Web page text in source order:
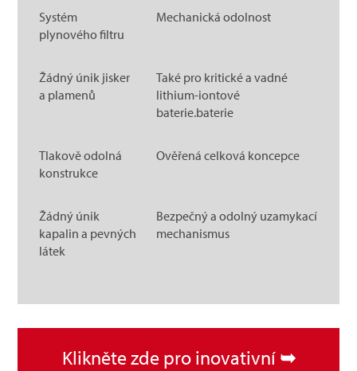
Systém
plynového filtru
Mechanická odolnost
Žádný únik jisker
a plamenů
Také pro kritické a vadné
lithium-iontové
baterie.baterie
Tlakově odolná
konstrukce
Ověřená celková koncepce
Žádný únik
kapalin a pevných
látek
Bezpečný a odolný uzamykací
mechanismus
Klikněte zde pro inovativní ➥